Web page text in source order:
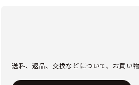
送料、返品、交換などについて、お買い